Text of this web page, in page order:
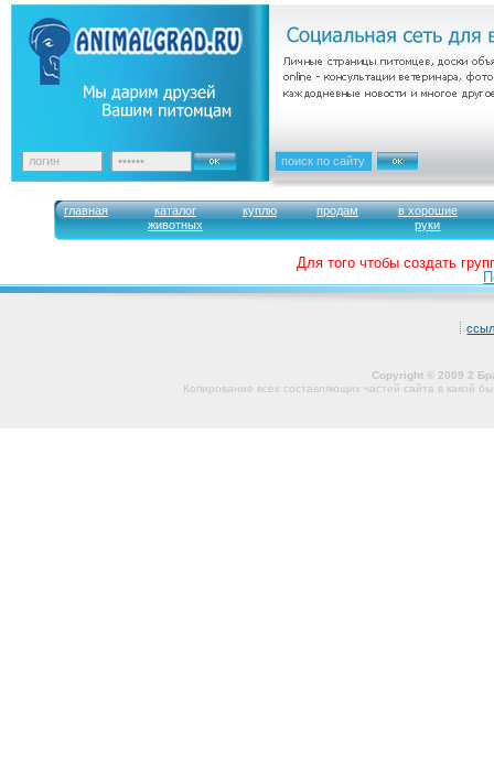
главная
каталог
животных
куплю продам
в хорошие
руки
Для того чтобы создать
Copyright © 2009 2
Копирование всех составляющих частей сайта в какой